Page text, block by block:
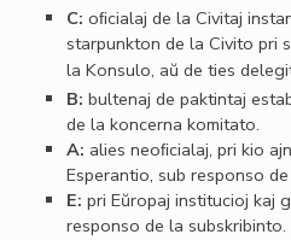
C: oﬁcialaj de la Civitaj
starpunkton de la Civito pri
la Konsulo, aŭ de ties
B: bultenaj de paktintaj
de la koncerna komitato.
A: alies neoﬁcialaj, pri kio
Esperantio, sub responso
E: pri Eŭropaj institucioj kaj
responso de la subskribinto.